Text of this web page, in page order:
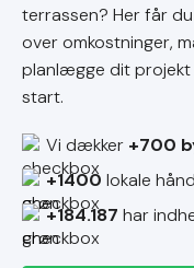
terrassen? Her får
over omkostninger,
planlægge dit projekt
start.
Vi dækker +700
+1400 lokale
+184.187 har